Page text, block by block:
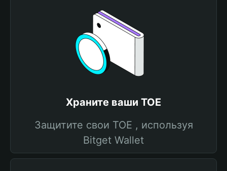
Храните ваши TOE
Защитите свои TOE , используя
Bitget Wallet